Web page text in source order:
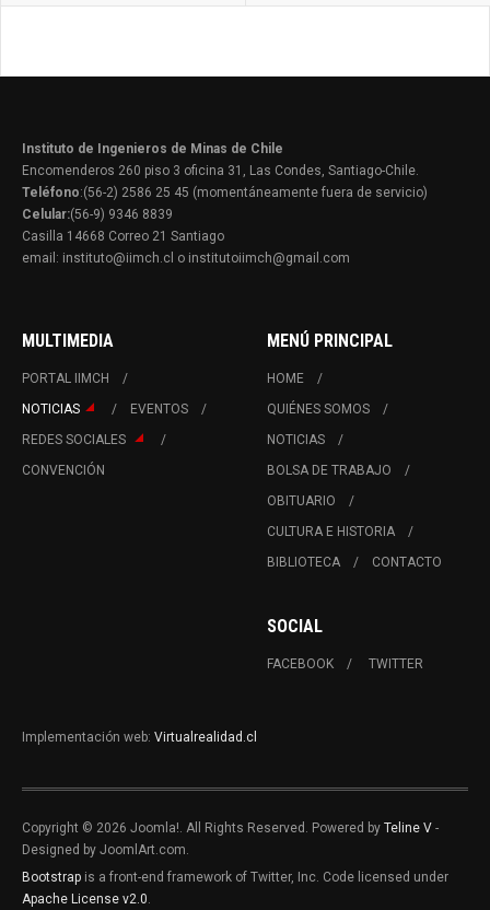
Instituto de Ingenieros de Minas de Chile
Encomenderos 260 piso 3 oficina 31, Las Condes, Santiago-Chile.
Teléfono:(56-2) 2586 25 45 (momentáneamente fuera de servicio)
Celular:(56-9) 9346 8839
Casilla 14668 Correo 21 Santiago
email: instituto@iimch.cl o institutoiimch@gmail.com
MULTIMEDIA
PORTAL IIMCH
NOTICIAS
EVENTOS
REDES SOCIALES
CONVENCIÓN
MENÚ PRINCIPAL
HOME
QUIÉNES SOMOS
NOTICIAS
BOLSA DE TRABAJO
OBITUARIO
CULTURA E HISTORIA
BIBLIOTECA
CONTACTO
SOCIAL
FACEBOOK TWITTER
Implementación web: Virtualrealidad.cl
Copyright © 2026 Joomla!. All Rights Reserved. Powered by Teline V -
Designed by JoomlArt.com.
Bootstrap is a front-end framework of Twitter, Inc. Code licensed under
Apache License v2.0